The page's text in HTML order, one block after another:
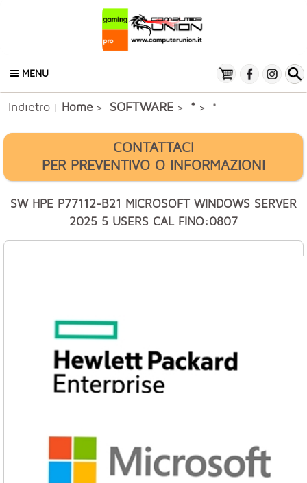
MENU
Indietro | Home> SOFTWARE > * > *
CONTATTACI
PER PREVENTIVO O INFORMAZIONI
SW HPE P77112-B21 MICROSOFT WINDOWS SERVER
2025 5 USERS CAL FINO:0807